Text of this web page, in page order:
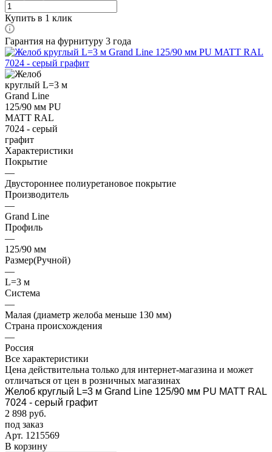
Купить в 1 клик
Гарантия на фурнитуру 3 года
Характеристики
Покрытие
—
Двустороннее полиуретановое покрытие
Производитель
—
Grand Line
Профиль
—
125/90 мм
Размер(Ручной)
—
L=3 м
Система
—
Малая (диаметр желоба меньше 130 мм)
Страна происхождения
—
Россия
Все характеристики
Цена действительна только для интернет-магазина и может
отличаться от цен в розничных магазинах
Желоб круглый L=3 м Grand Line 125/90 мм PU MATT RAL
7024 - серый графит
2 898 руб.
под заказ
Арт. 1215569
В корзину